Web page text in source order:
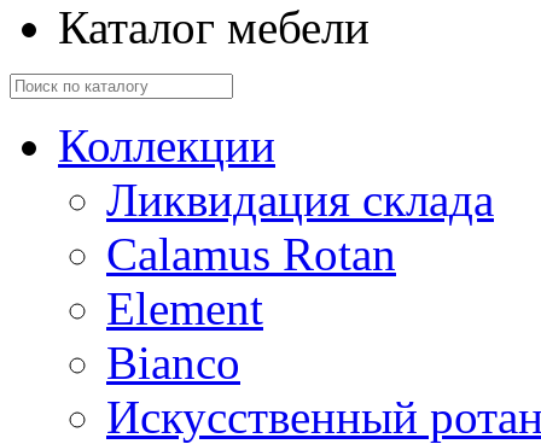
Каталог мебели
Коллекции
Ликвидация склада
Calamus Rotan
Element
Bianco
Искусственный